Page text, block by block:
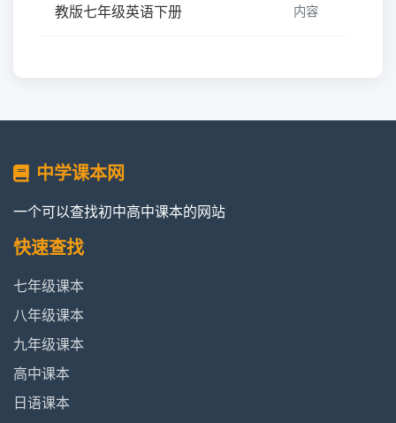
教版七年级英语下册
内容
容
《Unit 3 How do you get to
2012审定
UNIT 3 Keep Fit|2024人教版七年
级英语下册
UNIT 4 Eat Well|2024人教版七年
级英语下册
《Unit 4 Dont eat in class.》人教版
中学课本网
一个可以查找初中高中课本的网站
快速查找
七年级课本
八年级课本
九年级课本
高中课本
日语课本